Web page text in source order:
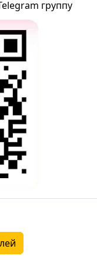
группу